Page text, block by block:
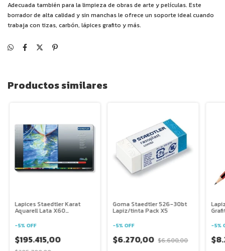
Adecuada también para la limpieza de obras de arte y películas. Este
borrador de alta calidad y sin manchas le ofrece un soporte ideal cuando
trabaja con tizas, carbón, lápices grafito y más.
Productos similares
Lapices Staedtler Karat
Aquarell Lata X60
Acuarelables
-5% OFF
$195.415,00
Goma Staedtler 526-30bt
Lapiz/tinta Pack X5
-5% OFF
$6.270,00 $6.600,00
-5%